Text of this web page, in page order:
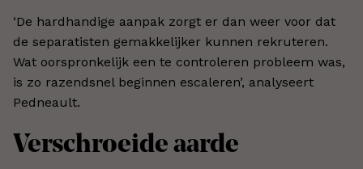
‘De hardhandige aanpak zorgt er dan weer voor dat
de separatisten gemakkelijker kunnen rekruteren.
Wat oorspronkelijk een te controleren probleem was,
is zo razendsnel beginnen escaleren’, analyseert
Pedneault.
Verschroeide aarde